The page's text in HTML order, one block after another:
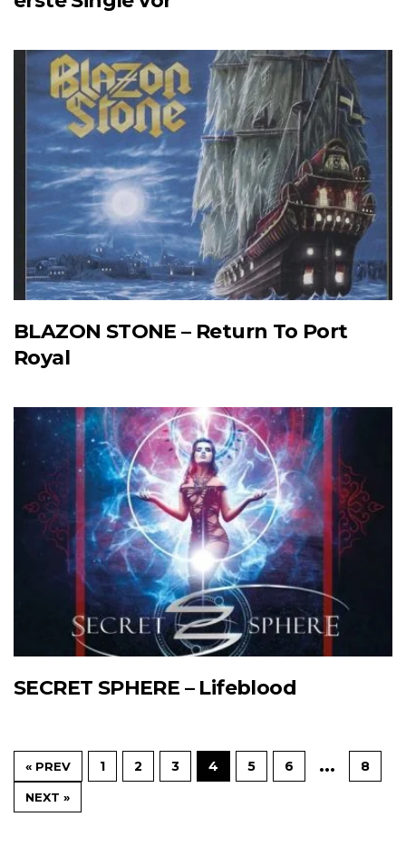
BLAZON STONE – Return To Port
Royal
SECRET SPHERE – Lifeblood
« PREV 1 2 3 4 5 6 … 8
NEXT »